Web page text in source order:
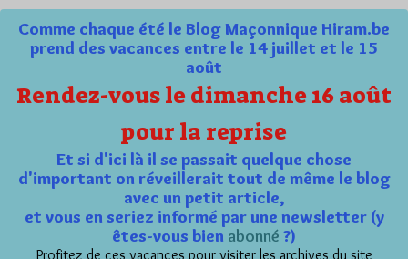
Comme chaque été le Blog Maçonnique Hiram.be
prend des vacances entre le 14 juillet et le 15
août
Rendez-vous le dimanche 16 août
pour la reprise
Et si d'ici là il se passait quelque chose
d'important on réveillerait tout de même le blog
avec un petit article,
et vous en seriez informé par une newsletter (y
êtes-vous bien abonné ?)
Profitez de ces vacances pour visiter les archives du site